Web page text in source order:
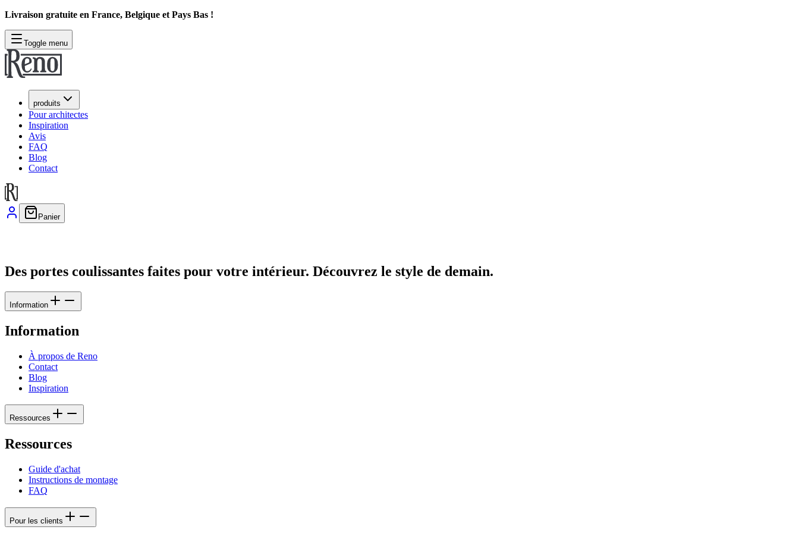
Livraison gratuite en France, Belgique et Pays Bas !
Toggle menu
produits
Pour architectes
Inspiration
Avis
FAQ
Blog
Contact
Panier
Des portes coulissantes faites pour votre intérieur. Découvrez le style de demain.
Information
Information
À propos de Reno
Contact
Blog
Inspiration
Ressources
Ressources
Guide d'achat
Instructions de montage
FAQ
Pour les clients